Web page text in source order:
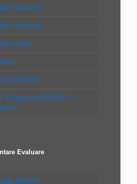
Bucureşti
autorizaţi
expert
ANEVAR
“Evaluatorul EXPERT în
Evaluare
Definitie